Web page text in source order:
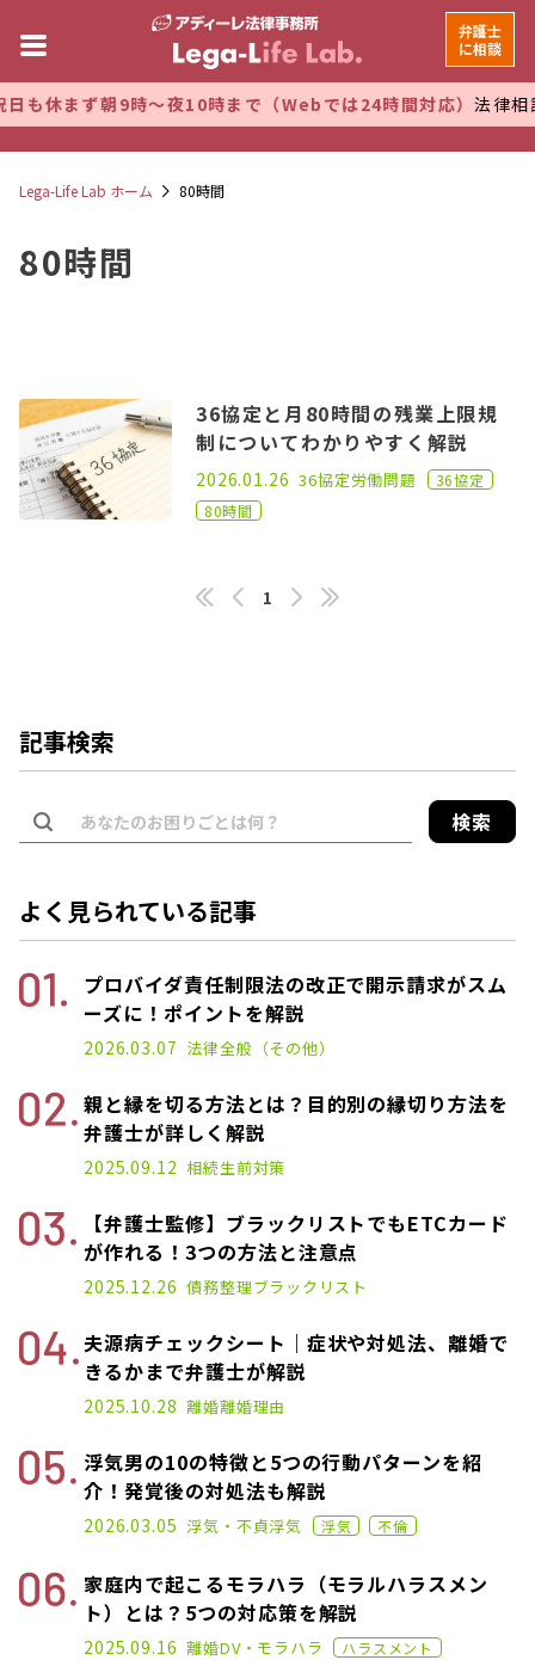
も休まず朝9時～夜10時まで（Webでは24時間対応）法律相談
弁護士
に相談
Lega-Life Lab ホーム 80時間
80時間
36協定と月80時間の残業上限規
制についてわかりやすく解説
2024.11.11
2026.01.26 36協定労働問題
36協定
80時間
1
記事検索
検索
よく見られている記事
プロバイダ責任制限法の改正で開示請求がスム
ーズに！ポイントを解説
2022.11.14
2026.03.07 法律全般（その他）
親と縁を切る方法とは？目的別の縁切り方法を
弁護士が詳しく解説
2025.03.10
2025.09.12 相続生前対策
【弁護士監修】ブラックリストでもETCカード
が作れる！3つの方法と注意点
2021.01.14
2025.12.26 債務整理ブラックリスト
夫源病チェックシート｜症状や対処法、離婚で
きるかまで弁護士が解説
2025.01.17
2025.10.28 離婚離婚理由
浮気男の10の特徴と5つの行動パターンを紹
介！発覚後の対処法も解説
2022.12.07
2026.03.05 浮気・不貞浮気 浮気 不倫
家庭内で起こるモラハラ（モラルハラスメン
ト）とは？5つの対応策を解説
2020.11.02
2025.09.16 離婚DV・モラハラ ハラスメント